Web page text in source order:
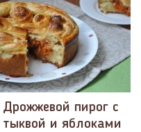
Дрожжевой пирог с
тыквой и яблоками